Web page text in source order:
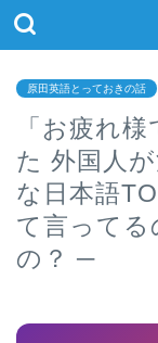
原田英語とっておきの話
「お疲れ
た 外国人
な日本語
て言ってる
の？ ─